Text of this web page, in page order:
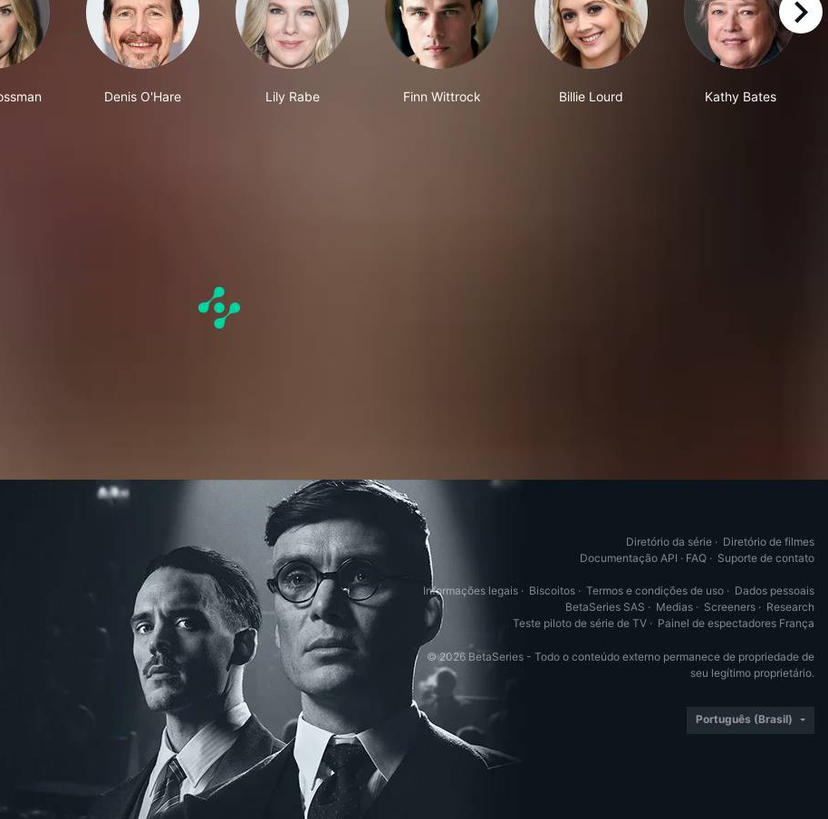
Denis O'Hare Lily Rabe Finn Wittrock Billie Lourd Kathy Bates
right
Diretório da série · Diretório de filmes
Documentação API · FAQ · Suporte de contato
Informações legais · Biscoitos · Termos e condições de uso · Dados pessoais
BetaSeries SAS · Medias · Screeners · Research
Teste piloto de série de TV · Painel de espectadores França
© 2026 BetaSeries - Todo o conteúdo externo permanece de propriedade de
seu legítimo proprietário.
Português (Brasil)